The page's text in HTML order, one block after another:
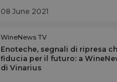
08 June 2021
WineNews TV
Enoteche, segnali di ripresa
fiducia per il futuro: a
di Vinarius